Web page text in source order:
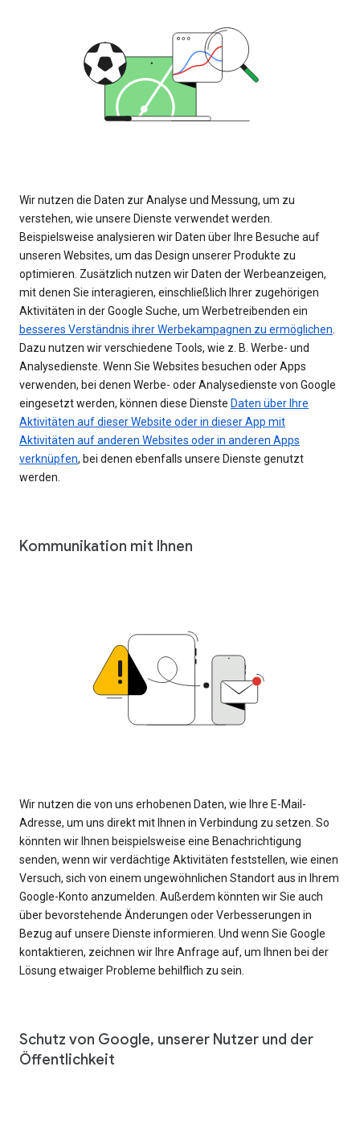
Wir nutzen die Daten zur Analyse und Messung, um zu
verstehen, wie unsere Dienste verwendet werden.
Beispielsweise analysieren wir Daten über Ihre Besuche auf
unseren Websites, um das Design unserer Produkte zu
optimieren. Zusätzlich nutzen wir Daten der Werbeanzeigen,
mit denen Sie interagieren, einschließlich Ihrer zugehörigen
Aktivitäten in der Google Suche, um Werbetreibenden ein
besseres Verständnis ihrer Werbekampagnen zu ermöglichen.
Dazu nutzen wir verschiedene Tools, wie z. B. Werbe- und
Analysedienste. Wenn Sie Websites besuchen oder Apps
verwenden, bei denen Werbe- oder Analysedienste von Google
eingesetzt werden, können diese Dienste Daten über Ihre
Aktivitäten auf dieser Website oder in dieser App mit
Aktivitäten auf anderen Websites oder in anderen Apps
verknüpfen, bei denen ebenfalls unsere Dienste genutzt
werden.
Kommunikation mit Ihnen
Wir nutzen die von uns erhobenen Daten, wie Ihre E-Mail-
Adresse, um uns direkt mit Ihnen in Verbindung zu setzen. So
könnten wir Ihnen beispielsweise eine Benachrichtigung
senden, wenn wir verdächtige Aktivitäten feststellen, wie einen
Versuch, sich von einem ungewöhnlichen Standort aus in Ihrem
Google-Konto anzumelden. Außerdem könnten wir Sie auch
über bevorstehende Änderungen oder Verbesserungen in
Bezug auf unsere Dienste informieren. Und wenn Sie Google
kontaktieren, zeichnen wir Ihre Anfrage auf, um Ihnen bei der
Lösung etwaiger Probleme behilflich zu sein.
Schutz von Google, unserer Nutzer und der
Öffentlichkeit